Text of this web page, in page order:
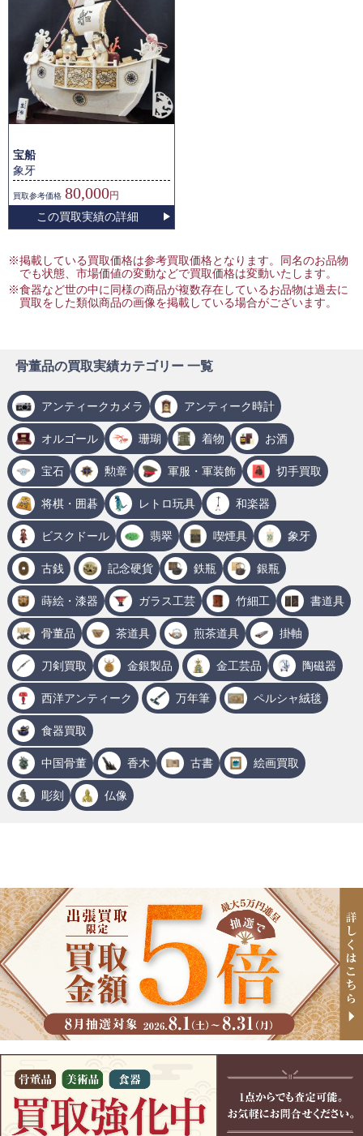
宝船
象牙
買取参考価格 80,000円
この買取実績の詳細
※掲載している買取価格は参考買取価格となります。同名のお品物
でも状態、市場価値の変動などで買取価格は変動いたします。
※食器など世の中に同様の商品が複数存在しているお品物は過去に
買取をした類似商品の画像を掲載している場合がございます。
骨董品の買取実績カテゴリー 一覧
アンティークカメラ アンティーク時計
オルゴール 珊瑚 着物 お酒
宝石 勲章 軍服・軍装飾 切手買取
将棋・囲碁 レトロ玩具 和楽器
ビスクドール 翡翠 喫煙具 象牙
古銭 記念硬貨 鉄瓶 銀瓶
蒔絵・漆器 ガラス工芸 竹細工 書道具
骨董品 茶道具 煎茶道具 掛軸
刀剣買取 金銀製品 金工芸品 陶磁器
西洋アンティーク 万年筆 ペルシャ絨毯
食器買取
中国骨董 香木 古書 絵画買取
彫刻 仏像